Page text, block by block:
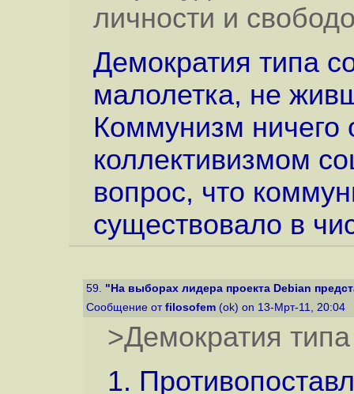
личности и
Демократия типа
малолетка, не
Коммунизм
коллективизмом
вопрос, что
существовало в
59. "На выборах лидера проекта Debian
Сообщение от filosofem (ok) on 13-Мрт-11, 20:04
>Демократия
1.